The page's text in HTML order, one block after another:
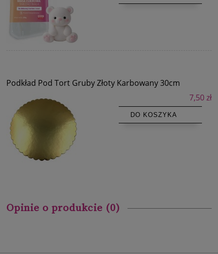
Podkład Pod Tort Gruby Złoty Karbowany 30cm
7,50 zł
DO KOSZYKA
Opinie o produkcie (0)